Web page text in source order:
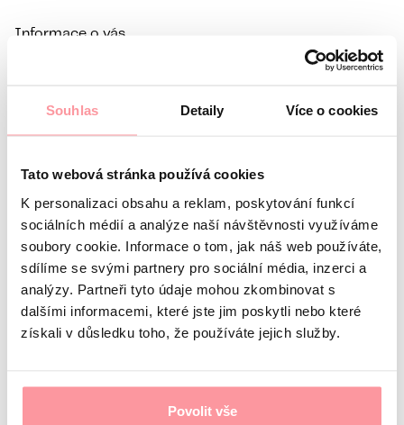
Souhlas Detaily Více o cookies
Tato webová stránka používá cookies
K personalizaci obsahu a reklam, poskytování funkcí
sociálních médií a analýze naší návštěvnosti využíváme
soubory cookie. Informace o tom, jak náš web používáte,
sdílíme se svými partnery pro sociální média, inzerci a
analýzy. Partneři tyto údaje mohou zkombinovat s
dalšími informacemi, které jste jim poskytli nebo které
získali v důsledku toho, že používáte jejich služby.
Povolit vše
Informace o vás
Jazyk komunikace
Jaký je váš dotaz? Komunikace je maximálně diskrétní,
nebojte se zeptat na cokoliv
Veškerá komunikace je šifrována pomocí SSL a řídí
Souhlasím sochranou osobních údajů
Bez vašeho